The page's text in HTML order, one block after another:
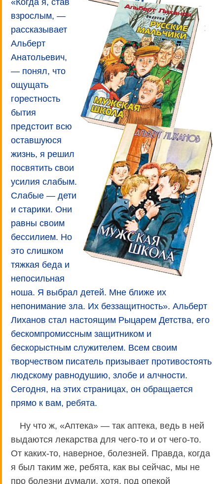
взрослым, —
рассказывает
Альберт
Анатольевич,
— понял, что
ощущать
горестность
бытия
предстоит всю
оставшуюся
жизнь, я решил
посвятить свои
усилия слабым.
Слабые — дети
и старики. Они
равны своим
бессилием. Но
это слишком
тяжкая беда и
непосильная
ноша. Я выбрал детей. Мне ближе их
непонимание зла. Их беззащитность». Альберт
Лиханов стал настоящим Рыцарем Детства, его
бескомпромиссным защитником и
бескорыстным служителем. Всем своим
творчеством писатель призывает противостоять
людскому равнодушию, злобе и алчности.
Сегодня, на этих страницах, он обращается
прямо к вам, ребята.
Ну что ж, «Аптека» — так аптека, ведь в ней
выдаются лекарства для чего-то и от чего-то.
От каких-то, наверное, болезней. Правда, когда
я был таким же, ребята, как вы сейчас, мы не
про болезни думали, хотя, под опекой